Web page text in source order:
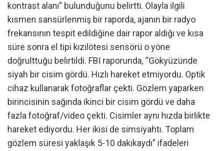
kontrast alanı” bulunduğunu belirtti. Olayla ilgili
kısmen sansürlenmiş bir raporda, ajanın bir radyo
frekansının tespit edildiğine dair rapor aldığı ve kısa
süre sonra el tipi kızılötesi sensörü o yöne
doğrulttuğu belirtildi. FBI raporunda, “Gökyüzünde
siyah bir cisim gördü. Hızlı hareket etmiyordu. Optik
cihaz kullanarak fotoğraflar çekti. Gözlem yaparken
birincisinin sağında ikinci bir cisim gördü ve daha
fazla fotoğraf/video çekti. Cisimler aynı hızda birlikte
hareket ediyordu. Her ikisi de simsiyahtı. Toplam
gözlem süresi yaklaşık 5-10 dakikaydı” ifadeleri